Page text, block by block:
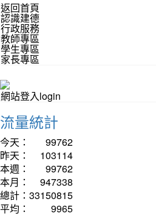
返回首頁
認識建德
行政服務
教師專區
學生專區
家長專區
網站登入login
流量統計
今天：
99762
昨天：
103114
本週：
99762
本月：
947338
總計： 33150815
平均：
9965